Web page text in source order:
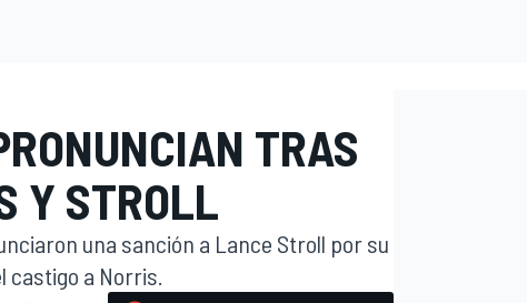
TRAS
Y STROLL
una sanción a Lance Stroll por su
castigo a Norris.